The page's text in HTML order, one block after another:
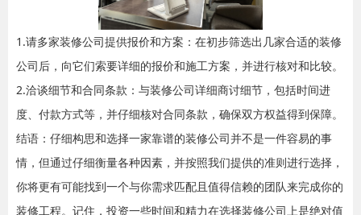
1.请多家装修公司提供报价和方案：在初步筛选出几家合适的装修
公司后，向它们索要详细的报价和施工方案，并进行核对和比较。
2.洽谈细节和合同条款：与装修公司详细商讨细节，包括时间进
度、付款方式等，并仔细核对合同条款，确保双方权益得到保障。
结语：仔细构思和选择一家靠谱的装修公司并不是一件容易的事
情，但通过仔细衡量各种因素，并按照我们提供的准则进行选择，
你将更有可能找到一个与你需求匹配且值得信赖的团队来完成你的
装修工程。记住，投资一些时间和精力在选择装修公司上是绝对值